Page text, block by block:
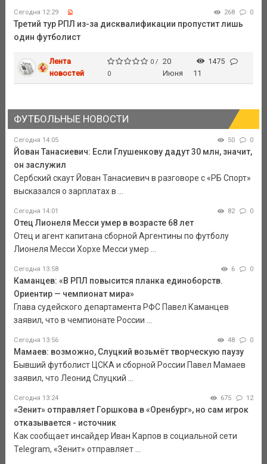
Сегодня 12:29 268 0
Третий тур РПЛ из-за дисквалификации пропустит лишь
один футболист
Лента
новостей
0 /
0
20
Июня
1475
11
ФУТБОЛЬНЫЕ НОВОСТИ
Сегодня 14:05 50 0
Йован Танасиевич: Если Глушенкову дадут 30 млн, значит,
он заслужил
Сербский скаут Йован Танасиевич в разговоре с «РБ Спорт»
высказался о зарплатах в ...
Сегодня 14:01 82 0
Отец Лионеля Месси умер в возрасте 68 лет
Отец и агент капитана сборной Аргентины по футболу
Лионеля Месси Хорхе Месси умер ...
Сегодня 13:58 6 0
Каманцев: «В РПЛ повысится планка единоборств.
Ориентир — чемпионат мира»
Глава судейского департамента РФС Павел Каманцев
заявил, что в чемпионате России ...
Сегодня 13:56 48 0
Мамаев: возможно, Слуцкий возьмёт творческую паузу
Бывший футболист ЦСКА и сборной России Павел Мамаев
заявил, что Леонид Слуцкий ...
Сегодня 13:24 675 12
«Зенит» отправляет Горшкова в «Оренбург», но сам игрок
отказывается - источник
Как сообщает инсайдер Иван Карпов в социальной сети
Telegram, «Зенит» отправляет ...